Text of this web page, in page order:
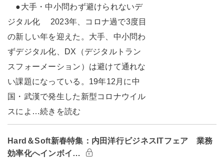
●大手・中小問わず避けられないデ
ジタル化 2023年、コロナ過で3度目
の新しい年を迎えた。大手、中小問わ
ずデジタル化、DX（デジタルトラン
スフォーメーション）は避けて通れな
い課題になっている。19年12月に中
国・武漢で発生した新型コロナウイル
スによ…続きを読む
Hard＆Soft新春特集：内田洋行ビジネスITフェア 業務
効率化へインボイ…